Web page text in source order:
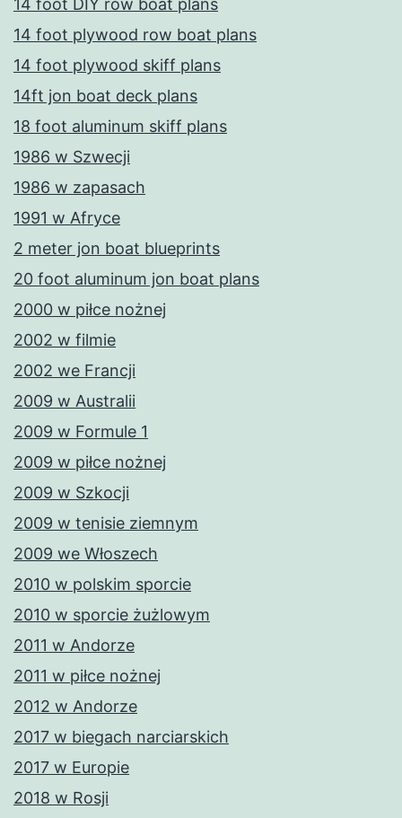
14 foot DIY row boat plans
14 foot plywood row boat plans
14 foot plywood skiff plans
14ft jon boat deck plans
18 foot aluminum skiff plans
1986 w Szwecji
1986 w zapasach
1991 w Afryce
2 meter jon boat blueprints
20 foot aluminum jon boat plans
2000 w piłce nożnej
2002 w filmie
2002 we Francji
2009 w Australii
2009 w Formule 1
2009 w piłce nożnej
2009 w Szkocji
2009 w tenisie ziemnym
2009 we Włoszech
2010 w polskim sporcie
2010 w sporcie żużlowym
2011 w Andorze
2011 w piłce nożnej
2012 w Andorze
2017 w biegach narciarskich
2017 w Europie
2018 w Rosji